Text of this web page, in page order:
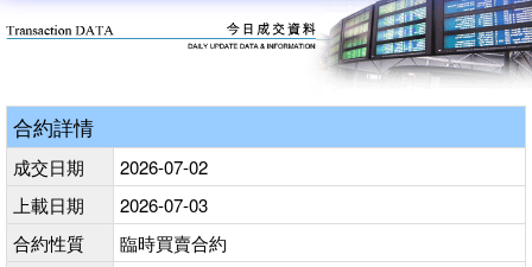
合約詳情
成交日期
2026-07-02
上載日期
2026-07-03
合約性質
臨時買賣合約